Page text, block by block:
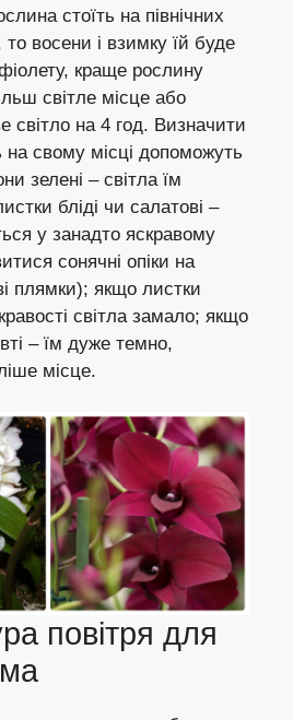
стоїть на північних
восени і взимку їй буде
краще рослину
світле місце або
світло на 4 год. Визначити
на свому місці допоможуть
зелені – світла їм
бліді чи салатові –
у занадто яскравому
сонячні опіки на
плямки); якщо листки
світла замало; якщо
– їм дуже темно,
місце.
повітря для